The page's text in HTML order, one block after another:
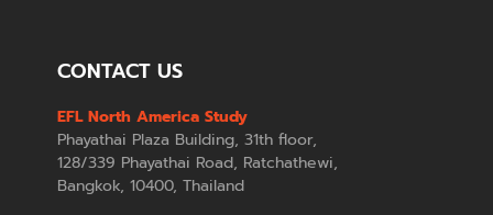
CONTACT US
EFL North America Study
Phayathai Plaza Building, 31th floor,
128/339 Phayathai Road, Ratchathewi,
Bangkok, 10400, Thailand